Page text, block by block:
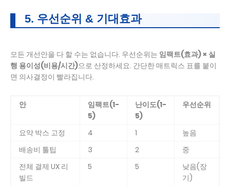
5. 우선순위 & 기대효과
모든 개선안을 다 할 수는 없습니다. 우선순위는 임팩트(효과) × 실
행 용이성(비용/시간)으로 산정하세요. 간단한 매트릭스 표를 붙이
면 의사결정이 빨라집니다.
안
임팩트(1-
5)
난이도(1-
5)
우선순위
요약 박스 고정 4 1
높음
배송비 툴팁
3 2
중
전체 결제 UX 리
빌드
5 5
낮음(장
기)